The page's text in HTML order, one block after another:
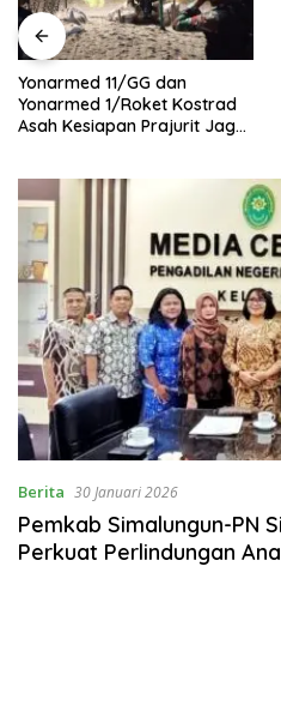
Yonarmed 11/GG dan
Yonarmed 1/Roket Kostrad
Asah Kesiapan Prajurit Jaga
Berita 30 Januari 2026
Pemkab Simalungun-PN
Perkuat Perlindungan